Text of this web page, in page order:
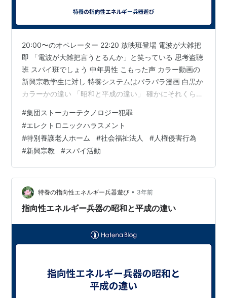
20:00〜のオペレーター 22:20 放映班登場 電波が大雑把
即 「電波が大雑把言うとるんか」と笑っている 思考盗聴
班 スパイ班でしょう 中年男性 こもった声 カラー動画の
新興宗教学生に対し 特養システムはパラパラ漫画 白黒か
カラーかの違い 「昭和と平成の違い」 確かにそれくらい
を浮き上がらせるというパターンが 最近のお気に入りの
遊びでしょうか (新興宗教学生に教えてもらったそうです
が) 1:45 まだ居る 頭痛 介護福祉士とケアマネ達の 特養
システムを守る為という 歪んだ正義感でしょうか
#集団ストーカーテクノロジー犯罪
#エレクトロニックハラスメント
#特別養護老人ホーム #社会福祉法人 #人権侵害行為
#新興宗教 #スパイ活動
特養の指向性エネルギー兵器遊び • 3年前
指向性エネルギー兵器の昭和と平成の違い